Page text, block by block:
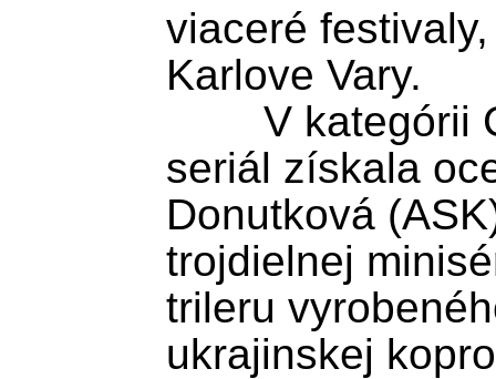
viaceré
Karlove Vary.
seriál získala
Donutková
trojdielnej
trileru
ukrajinskej